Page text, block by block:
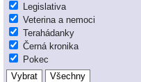
Legislativa
Veterina a nemoci
Terahádanky
Černá kronika
Pokec